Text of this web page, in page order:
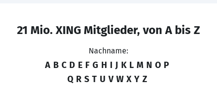
21 Mio. XING Mitglieder, von A bis Z
Nachname:
A B C D E F G H I J K L M N O P
Q R S T U V W X Y Z